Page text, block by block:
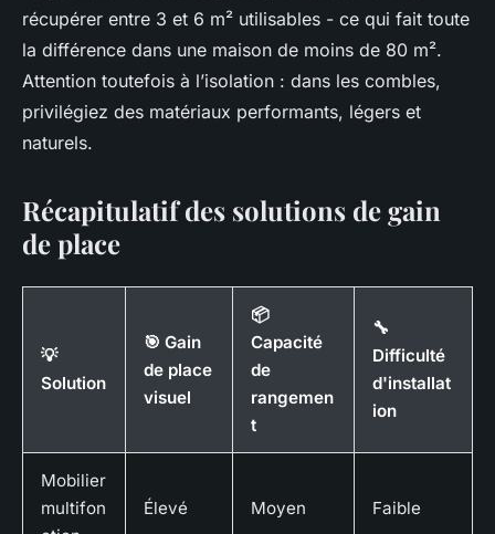
récupérer entre 3 et 6 m² utilisables - ce qui fait toute
la différence dans une maison de moins de 80 m².
Attention toutefois à l’isolation : dans les combles,
privilégiez des matériaux performants, légers et
naturels.
Récapitulatif des solutions de gain
de place
💡
Solution
🎯 Gain
de place
visuel
📦
Capacité
de
rangemen
t
🔧
Difficulté
d'installat
ion
Mobilier
multifon
Élevé Moyen Faible